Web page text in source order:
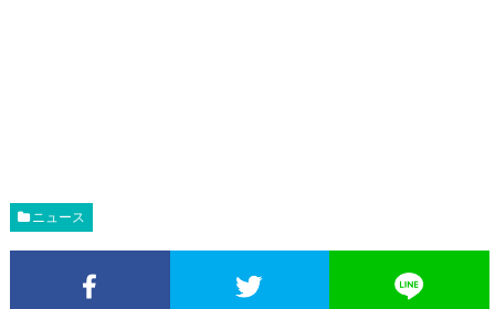
ニュース
Facebookでシェア Twitterでシェア